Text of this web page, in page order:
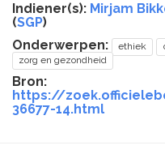
Indiener(s): Mirjam
(SGP)
Onderwerpen:
ethiek
zorg en gezondheid
Bron:
https://
36677-14.html